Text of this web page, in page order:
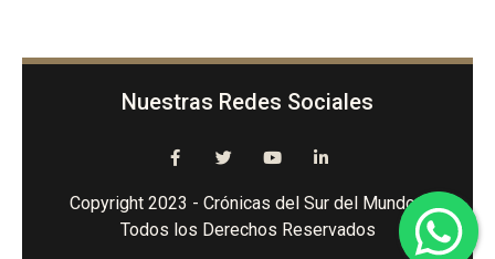
Nuestras Redes Sociales
Copyright 2023 - Crónicas del Sur del Mundo -
Todos los Derechos Reservados